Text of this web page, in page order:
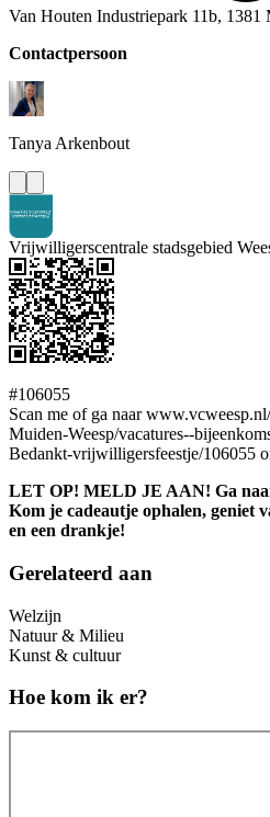
Van Houten Industriepark 11b, 1381
Contactpersoon
Tanya Arkenbout
Vrijwilligerscentrale stadsgebied
#106055
Scan me of ga naar
Muiden-Weesp/vacatures--
Bedankt-vrijwilligersfeestje/106055
LET OP! MELD JE AAN! Ga
Kom je cadeautje ophalen, geniet
en een drankje!
Gerelateerd aan
Welzijn
Natuur & Milieu
Kunst & cultuur
Hoe kom ik er?